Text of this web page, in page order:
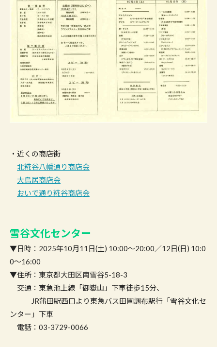
・近くの商店街
北糀谷八幡通り商店会
大鳥居商店会
おいで通り糀谷商店会
雪谷文化センター
▼日時：2025年10月11日(土) 10:00〜20:00／12日(日) 10:0
0〜16:00
▼住所：東京都大田区南雪谷5-18-3
交通：東急池上線「御嶽山」下車徒歩15分、
JR蒲田駅西口より東急バス田園調布駅行「雪谷文化セ
ンター」下車
電話：03-3729-0066